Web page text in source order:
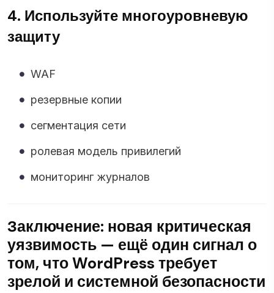
4. Используйте многоуровневую
защиту
WAF
резервные копии
сегментация сети
ролевая модель привилегий
мониторинг журналов
Заключение: новая критическая
уязвимость — ещё один сигнал о
том, что WordPress требует
зрелой и системной безопасности